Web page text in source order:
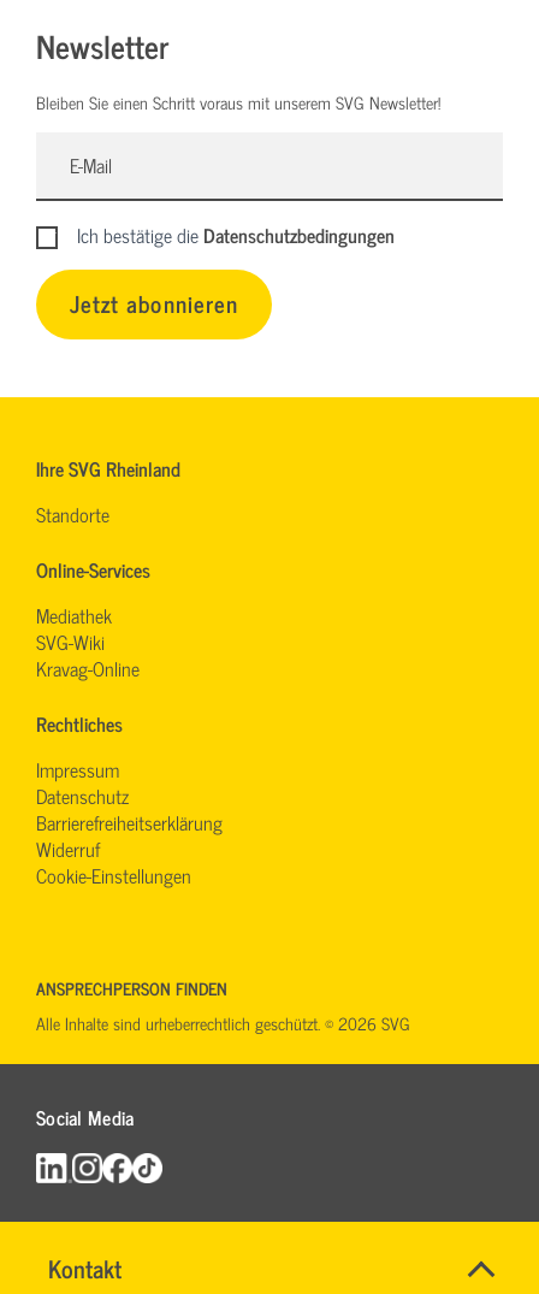
Kontakt
DENISE
Name*
Newsletter
Bleiben Sie einen Schritt voraus mit unserem SVG Newsletter!
Ich bestätige dieDatenschutzbedingungen
Jetzt abonnieren
Ihre SVG Rheinland
Standorte
Online-Services
Mediathek
SVG-Wiki
Kravag-Online
Rechtliches
Impressum
Datenschutz
Barrierefreiheitserklärung
Widerruf
Cookie-Einstellungen
Social Media
ANSPRECHPERSON FINDEN
Alle Inhalte sind urheberrechtlich geschützt. © 2026 SVG